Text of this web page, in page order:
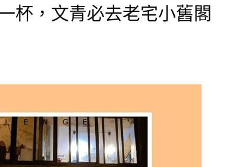
杯，文青必去老宅小舊閣